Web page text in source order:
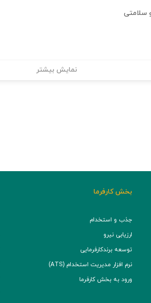
سلامتی
نمایش بیشتر
بخش کارفرما
جذب و استخدام
ارزیابی نیرو
توسعه برند‌کارفرمایی
نرم افزار مدیریت استخدام (ATS)
ورود به بخش کارفرما